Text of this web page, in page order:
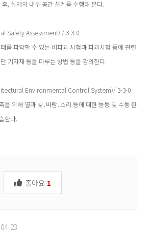
, 실제의 내부 공간 설계를 수행해 본다.
Safety Assessment) / 3-3-0
를 파악할 수 있는 비파괴 시험과 파괴시험 등에 관련
기자재 등을 다루는 방법 등을 강의한다.
Environmental Control System)/ 3-3-0
을 위해 열과 빛․바람․소리 등에 대한 능동 및 수동 환
한다.
좋아요 1
23